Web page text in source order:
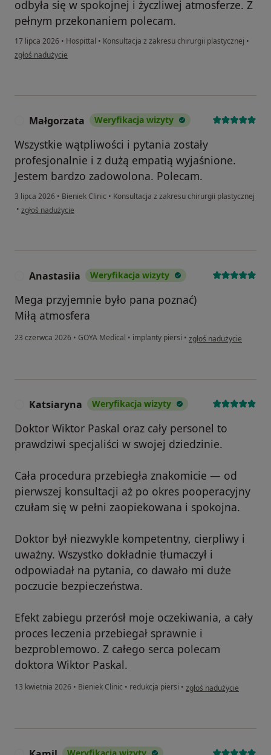
odbyła się w spokojnej i życzliwej atmosferze. Z
pełnym przekonaniem polecam.
17 lipca 2026 • Hospittal • Konsultacja z zakresu chirurgii plastycznej •
w opinii użytkownika Beata
zgłoś nadużycie
Małgorzata Weryfikacja wizyty
Wszystkie wątpliwości i pytania zostały
profesjonalnie i z dużą empatią wyjaśnione.
Jestem bardzo zadowolona. Polecam.
3 lipca 2026 • Bieniek Clinic • Konsultacja z zakresu chirurgii plastycznej
• w opinii użytkownika Małgorzata
zgłoś nadużycie
Anastasiia Weryfikacja wizyty
Mega przyjemnie było pana poznać)
Miłą atmosfera
23 czerwca 2026 • GOYA Medical • implanty piersi • w opinii użytkownika
zgłoś nadużycie
Katsiaryna Weryfikacja wizyty
Doktor Wiktor Paskal oraz cały personel to
prawdziwi specjaliści w swojej dziedzinie.
Cała procedura przebiegła znakomicie — od
pierwszej konsultacji aż po okres pooperacyjny
czułam się w pełni zaopiekowana i spokojna.
Doktor był niezwykle kompetentny, cierpliwy i
uważny. Wszystko dokładnie tłumaczył i
odpowiadał na pytania, co dawało mi duże
poczucie bezpieczeństwa.
Efekt zabiegu przerósł moje oczekiwania, a cały
proces leczenia przebiegał sprawnie i
bezproblemowo. Z całego serca polecam
doktora Wiktor Paskal.
13 kwietnia 2026 • Bieniek Clinic • redukcja piersi • w opinii użytkownika
zgłoś nadużycie